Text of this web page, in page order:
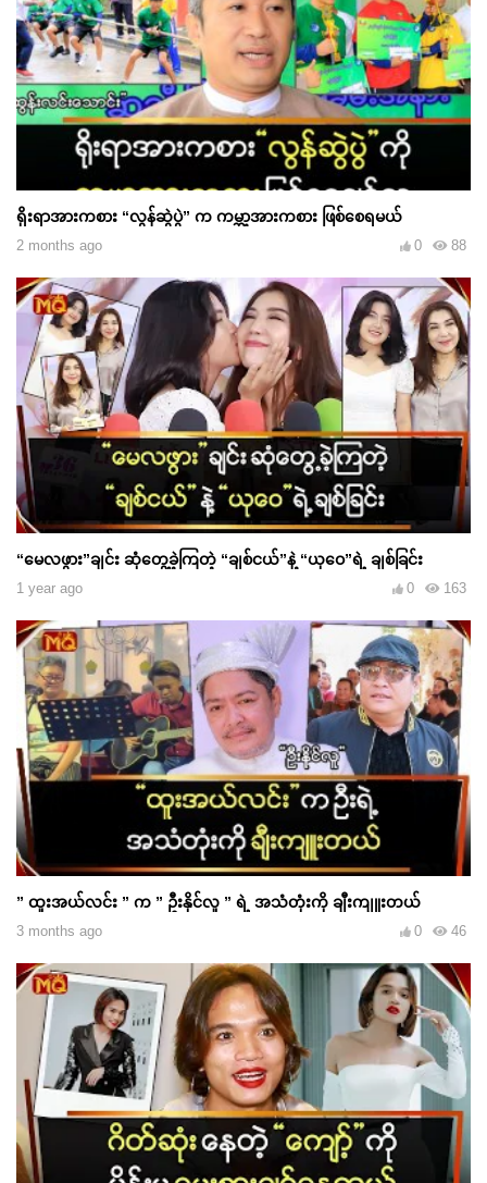
ရိုးရာအားကစား “လွန်ဆွဲပွဲ” က ကမ္ဘာ့အားကစား ဖြစ်စေရမယ်
2 months ago 88
0
“မေလဖွား”ချင်း ဆုံတွေ့ခဲ့ကြတဲ့ “ချစ်ငယ်”နဲ့ “ယုဝေ”ရဲ့ ချစ်ခြင်း
1 year ago 163
0
” ထူးအယ်လင်း ” က ” ဦးနိုင်လူ ” ရဲ့ အသံတုံးကို ချီးကျူးတယ်
3 months ago 46
0